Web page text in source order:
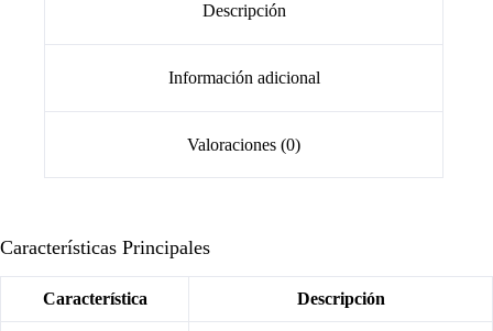
Descripción
Información adicional
Valoraciones (0)
Características Principales
Característica Descripción